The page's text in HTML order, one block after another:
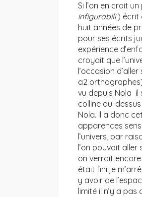
Si l’on en croit
infigurabili) écrit
huit années de
pour ses écrits
expérience
croyait que
l’occasion
a2
vu depuis Nola il
colline au-
Nola. Il a donc
apparences
l’univers, par
l’on pouvait
on verrait encore
était fini je
y avoir de
limité il n’y a pas